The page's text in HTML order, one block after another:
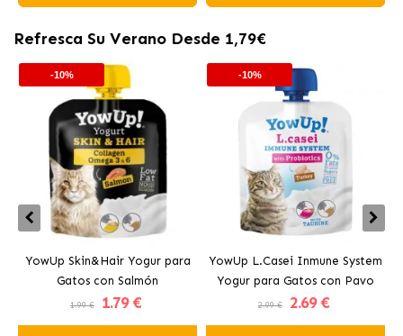
Refresca Su Verano Desde 1,79€
-10%
YowUp Skin&Hair Yogur para
Gatos con Salmón
1.99 € 1.79 €
-10%
YowUp L.Casei Inmune System
Yogur para Gatos con Pavo
2.99 € 2.69 €